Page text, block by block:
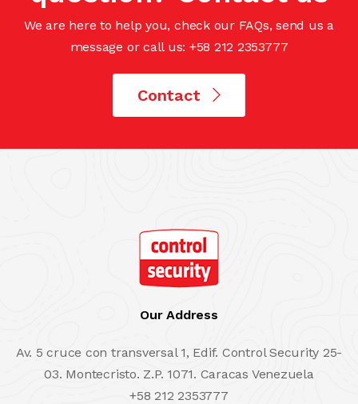
We are here to help you, check our FAQs, send us a
message or call us: +58 212 2353777
Contact
Our Address
Av. 5 cruce con transversal 1, Edif. Control Security 25-
03. Montecristo. Z.P. 1071. Caracas Venezuela
+58 212 2353777